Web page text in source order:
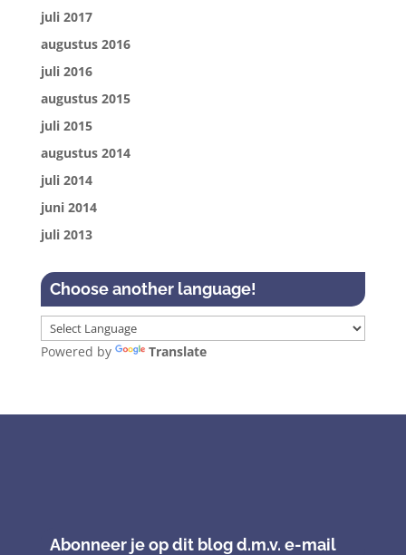
juli 2017
augustus 2016
juli 2016
augustus 2015
juli 2015
augustus 2014
juli 2014
juni 2014
juli 2013
Choose another language!
Powered by Translate
Abonneer je op dit blog d.m.v. e-mail